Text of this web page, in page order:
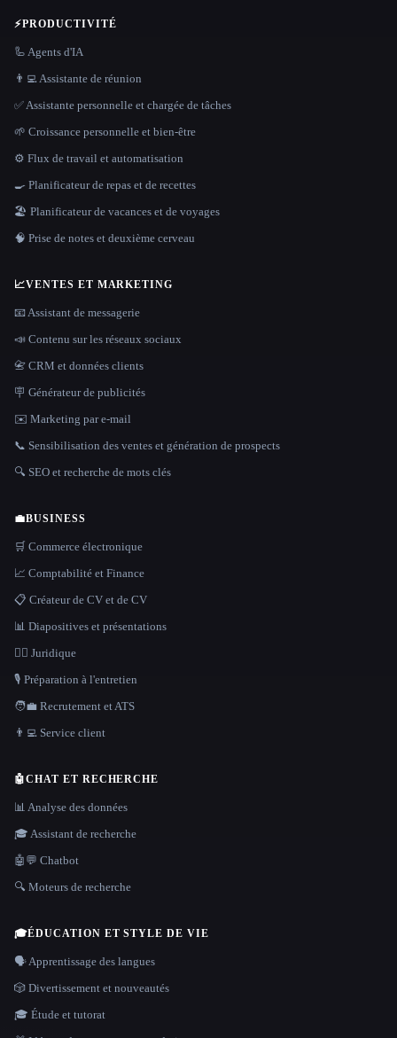
⚡PRODUCTIVITÉ
🦾 Agents d'IA
👨‍💻 Assistante de réunion
✅ Assistante personnelle et chargée de tâches
🌱 Croissance personnelle et bien-être
⚙️ Flux de travail et automatisation
🍳 Planificateur de repas et de recettes
🏖 Planificateur de vacances et de voyages
🧠 Prise de notes et deuxième cerveau
📈VENTES ET MARKETING
📧 Assistant de messagerie
📣 Contenu sur les réseaux sociaux
📇 CRM et données clients
🪧 Générateur de publicités
✉️ Marketing par e-mail
📞 Sensibilisation des ventes et génération de prospects
🔍 SEO et recherche de mots clés
💼BUSINESS
🛒 Commerce électronique
📈 Comptabilité et Finance
📋 Créateur de CV et de CV
📊 Diapositives et présentations
👩‍⚖️ Juridique
🎙️ Préparation à l'entretien
🧑‍💼 Recrutement et ATS
👨‍💻 Service client
🤖CHAT ET RECHERCHE
📊 Analyse des données
🎓 Assistant de recherche
🤖💬 Chatbot
🔍 Moteurs de recherche
🎓ÉDUCATION ET STYLE DE VIE
🗣️ Apprentissage des langues
🎲 Divertissement et nouveautés
🎓 Étude et tutorat